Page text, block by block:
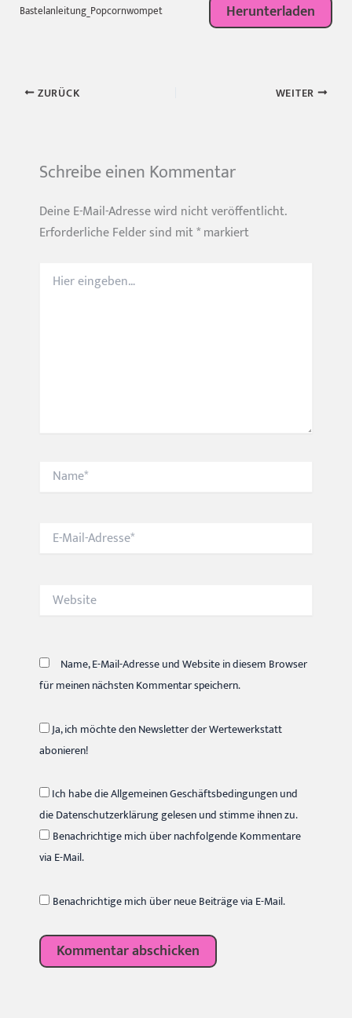
Bastelanleitung_Popcornwompet Herunterladen
ZURÜCK WEITER
Schreibe einen Kommentar
Deine E-Mail-Adresse wird nicht veröffentlicht.
Erforderliche Felder sind mit*markiert
eingeben…
Name*
Mail-
Website
Name, E-Mail-Adresse und Website in diesem Browser
für meinen nächsten Kommentar speichern.
Ja, ich möchte den Newsletter der Wertewerkstatt
abonieren!
Ich habe die Allgemeinen Geschäftsbedingungen und
die Datenschutzerklärung gelesen und stimme ihnen zu.
Benachrichtige mich über nachfolgende Kommentare
via E-Mail.
Benachrichtige mich über neue Beiträge via E-Mail.